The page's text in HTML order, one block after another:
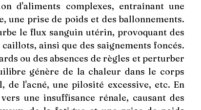
d'aliments complexes, entraînant une
une prise de poids et des ballonnements.
le flux sanguin utérin, provoquant des
ainsi que des saignements foncés.
ou des absences de règles et perturber
génère de la chaleur dans le corps
l'acné, une pilosité excessive, etc. En
une insuffisance rénale, causant des